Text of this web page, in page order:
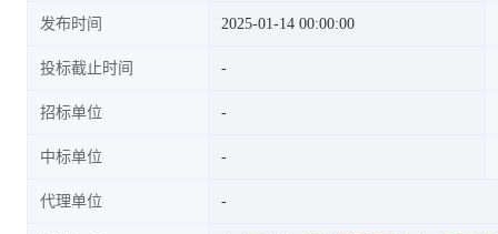
发布时间 2025-01-14 00:00:00
投标截止时间
招标单位
中标单位
代理单位